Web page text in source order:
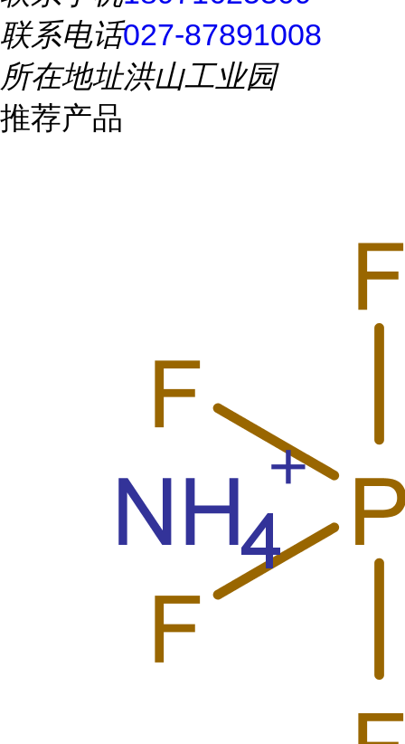
联系电话027-87891008
所在地址洪山工业园
推荐产品